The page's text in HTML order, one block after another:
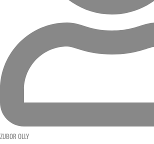
ZUBOR OLLY